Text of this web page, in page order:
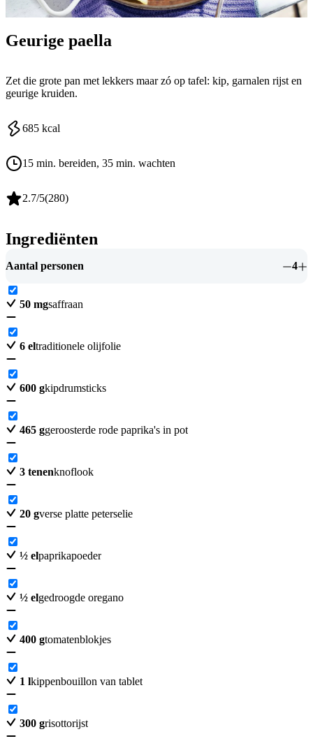
Geurige paella
Zet die grote pan met lekkers maar zó op tafel: kip, garnalen rijst en
geurige kruiden.
685 kcal
15 min. bereiden, 35 min. wachten
2.7/5(280)
Ingrediënten
Aantal personen 4
50 mgsaffraan
6 eltraditionele olijfolie
600 gkipdrumsticks
465 ggeroosterde rode paprika's in pot
3 tenenknoflook
20 gverse platte peterselie
½ elpaprikapoeder
½ elgedroogde oregano
400 gtomatenblokjes
1 lkippenbouillon van tablet
300 grisottorijst